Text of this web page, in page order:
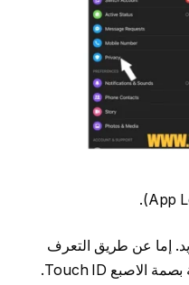
إما عن طريق التعرف
على الوجه Face ID او عن طريقة بصمة الاصبع Touch ID.